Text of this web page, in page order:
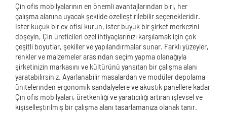
Çin ofis mobilyalarının en önemli avantajlarından biri, her
çalışma alanına uyacak şekilde özelleştirilebilir seçenekleridir.
İster küçük bir ev ofisi kurun, ister büyük bir şirket merkezini
döşeyin, Çin üreticileri özel ihtiyaçlarınızı karşılamak için çok
çeşitli boyutlar, şekiller ve yapılandırmalar sunar. Farklı yüzeyler,
renkler ve malzemeler arasından seçim yapma olanağıyla
şirketinizin markasını ve kültürünü yansıtan bir çalışma alanı
yaratabilirsiniz. Ayarlanabilir masalardan ve modüler depolama
ünitelerinden ergonomik sandalyelere ve akustik panellere kadar
Çin ofis mobilyaları, üretkenliği ve yaratıcılığı artıran işlevsel ve
kişiselleştirilmiş bir çalışma alanı tasarlamanıza olanak tanır.